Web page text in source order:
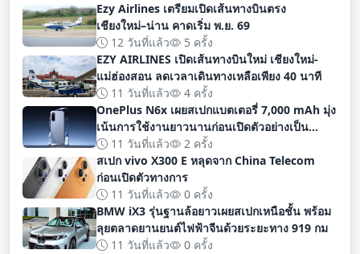
Ezy Airlines เตรียมเปิดเส้นทางบินตรง
เชียงใหม่–น่าน คาดเริ่ม พ.ย. 69
12 วันที่แล้ว
5 ครั้ง
EZY AIRLINES เปิดเส้นทางบินใหม่ เชียงใหม่-
แม่ฮ่องสอน ลดเวลาเดินทางเหลือเพียง 40 นาที
11 วันที่แล้ว
4 ครั้ง
OnePlus N6x เผยสเปกแบตเตอรี่ 7,000 mAh มุ่ง
เน้นการใช้งานยาวนานก่อนเปิดตัวอย่างเป็น
ทางการ
11 วันที่แล้ว
2 ครั้ง
สเปก vivo X300 E หลุดจาก China Telecom
ก่อนเปิดตัวทางการ
11 วันที่แล้ว
0 ครั้ง
BMW iX3 รุ่นฐานล้อยาวเผยสเปกเหนือชั้น พร้อม
ลุยตลาดยานยนต์ไฟฟ้าจีนด้วยระยะทาง 919 กม
11 วันที่แล้ว
0 ครั้ง